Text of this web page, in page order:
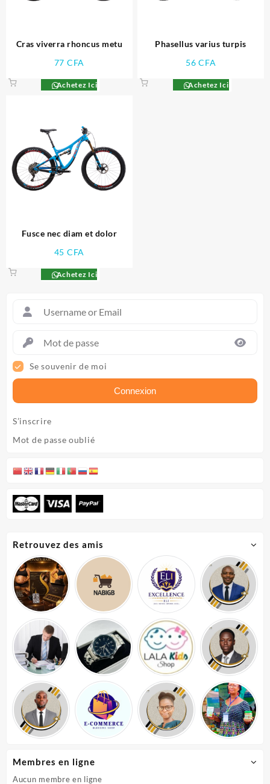
Se souvenir de moi
Connexion
S’inscrire
Mot de passe oublié
Cras viverra rhoncus metu
77 CFA
Achetez Ici
Phasellus varius turpis
56CFA
Achetez Ici
Fusce nec diam et dolor
45 CFA
Achetez Ici
Retrouvez des amis
Membres en ligne
Aucun membre en ligne